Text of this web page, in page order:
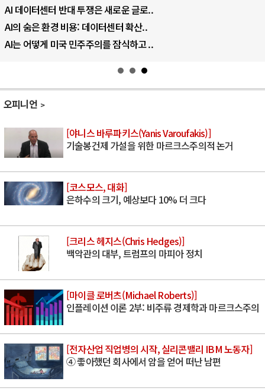
AI 데이터센터 반대 투쟁은 새로운 글로..
AI의 숨은 환경 비용: 데이터센터 확산..
AI는 어떻게 미국 민주주의를 잠식하고 ..
오피니언
[야니스 바루파키스(Yanis Varoufakis)]
기술봉건제 가설을 위한 마르크스주의적 논거
[코스모스, 대화]
은하수의 크기, 예상보다 10% 더 크다
[크리스 헤지스(Chris Hedges)]
백악관의 대부, 트럼프의 마피아 정치
[마이클 로버츠(Michael Roberts)]
인플레이션 이론 2부: 비주류 경제학과 마르크스주의
[전자산업 직업병의 시작, 실리콘밸리 IBM 노동자]
④ 좋아했던 회사에서 암을 얻어 떠난 남편